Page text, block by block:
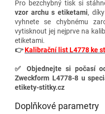
Pro bezchybný tisk si
vzor archu s etiketami,
vyhnete se chybnému
vytisknout jej nejprve na
etiketami.
👉Kalibrační list L4778 ke
✅Objednejte si počasí
Zweckform L4778-8 u
etikety-stitky.cz
Doplňkové parametry